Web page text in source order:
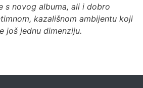
s novog albuma, ali i dobro
kazališnom ambijentu koji
još jednu dimenziju.